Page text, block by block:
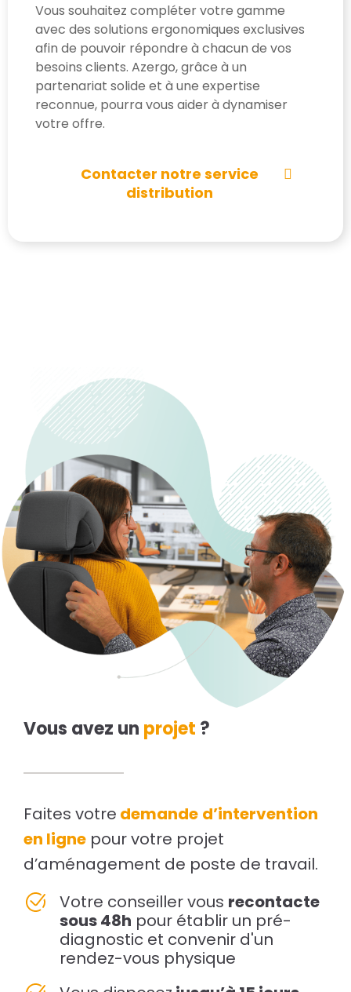
Vous souhaitez compléter votre gamme
avec des solutions ergonomiques exclusives
afin de pouvoir répondre à chacun de vos
besoins clients. Azergo, grâce à un
partenariat solide et à une expertise
reconnue, pourra vous aider à dynamiser
votre offre.
Contacter notre service
distribution
Vous avez un projet ?
Faites votre demande d’intervention
en ligne pour votre projet
d’aménagement de poste de travail.
Votre conseiller vous recontacte
sous 48h pour établir un pré-
diagnostic et convenir d'un
rendez-vous physique